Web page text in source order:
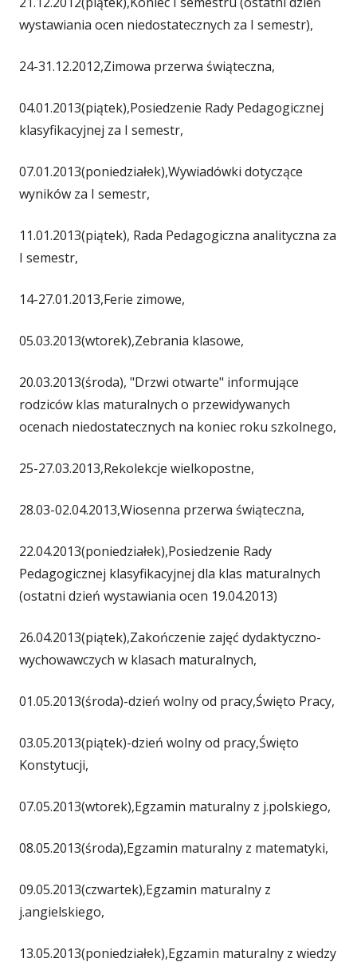
wystawiania ocen niedostatecznych za I semestr),
24-31.12.2012,Zimowa przerwa świąteczna,
04.01.2013(piątek),Posiedzenie Rady Pedagogicznej
klasyfikacyjnej za I semestr,
07.01.2013(poniedziałek),Wywiadówki dotyczące
wyników za I semestr,
11.01.2013(piątek), Rada Pedagogiczna analityczna za
I semestr,
14-27.01.2013,Ferie zimowe,
05.03.2013(wtorek),Zebrania klasowe,
20.03.2013(środa), "Drzwi otwarte" informujące
rodziców klas maturalnych o przewidywanych
ocenach niedostatecznych na koniec roku szkolnego,
25-27.03.2013,Rekolekcje wielkopostne,
28.03-02.04.2013,Wiosenna przerwa świąteczna,
22.04.2013(poniedziałek),Posiedzenie Rady
Pedagogicznej klasyfikacyjnej dla klas maturalnych
(ostatni dzień wystawiania ocen 19.04.2013)
26.04.2013(piątek),Zakończenie zajęć dydaktyczno-
wychowawczych w klasach maturalnych,
01.05.2013(środa)-dzień wolny od pracy,Święto Pracy,
03.05.2013(piątek)-dzień wolny od pracy,Święto
Konstytucji,
07.05.2013(wtorek),Egzamin maturalny z j.polskiego,
08.05.2013(środa),Egzamin maturalny z matematyki,
09.05.2013(czwartek),Egzamin maturalny z
j.angielskiego,
13.05.2013(poniedziałek),Egzamin maturalny z wiedzy